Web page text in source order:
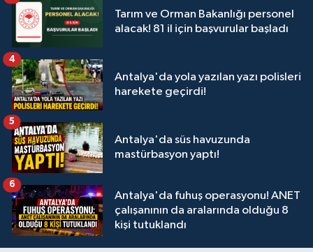
Tarım ve Orman Bakanlığı personel
alacak! 81 il için başvurular başladı
Antalya'da yola yazılan yazı polisleri
harekete geçirdi!
4
Antalya'da süs havuzunda
mastürbasyon yaptı!
5
Antalya'da fuhuş operasyonu! ANET
çalışanının da aralarında olduğu 8
kişi tutuklandı
6